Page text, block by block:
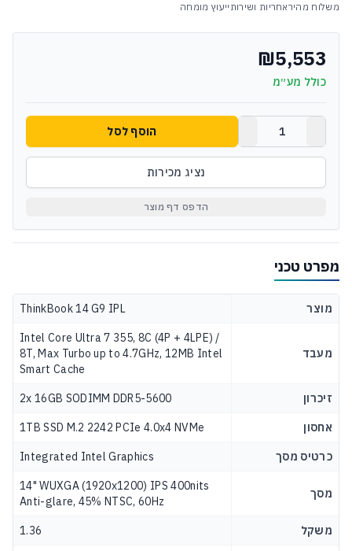
משלוח מהיראחריות ושירות ייעוץ מומחה
₪5,553
כולל מע״מ
הוסף לסל
נציג מכירות
הדפס דף מוצר
מפרט טכני
מוצר ThinkBook 14 G9 IPL
מעבד
Intel Core Ultra 7 355, 8C (4P + 4LPE) /
8T, Max Turbo up to 4.7GHz, 12MB Intel
Smart Cache
זיכרון 2x 16GB SODIMM DDR5-5600
אחסון 1TB SSD M.2 2242 PCIe 4.0x4 NVMe
כרטיס מסך Integrated Intel Graphics
מסך
14" WUXGA (1920x1200) IPS 400nits
Anti-glare, 45% NTSC, 60Hz
משקל 1.36